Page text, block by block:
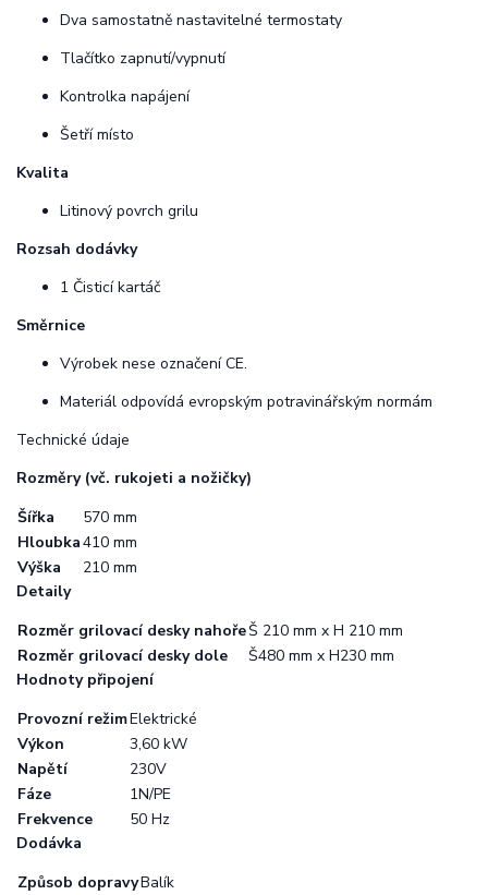
Dva samostatně nastavitelné termostaty
Tlačítko zapnutí/vypnutí
Kontrolka napájení
Šetří místo
Kvalita
Litinový povrch grilu
Rozsah dodávky
1 Čisticí kartáč
Směrnice
Výrobek nese označení CE.
Materiál odpovídá evropským potravinářským normám
Technické údaje
Rozměry (vč. rukojeti a nožičky)
Šířka
570 mm
Hloubka410 mm
Výška
210 mm
Detaily
Rozměr grilovací desky nahořeŠ 210 mm x H 210 mm
Rozměr grilovací desky dole
Š480 mm x H230 mm
Hodnoty připojení
Provozní režimElektrické
Výkon
3,60 kW
Napětí
230V
Fáze
1N/PE
Frekvence
50 Hz
Dodávka
Způsob dopravyBalík